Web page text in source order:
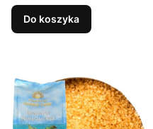
Do koszyka